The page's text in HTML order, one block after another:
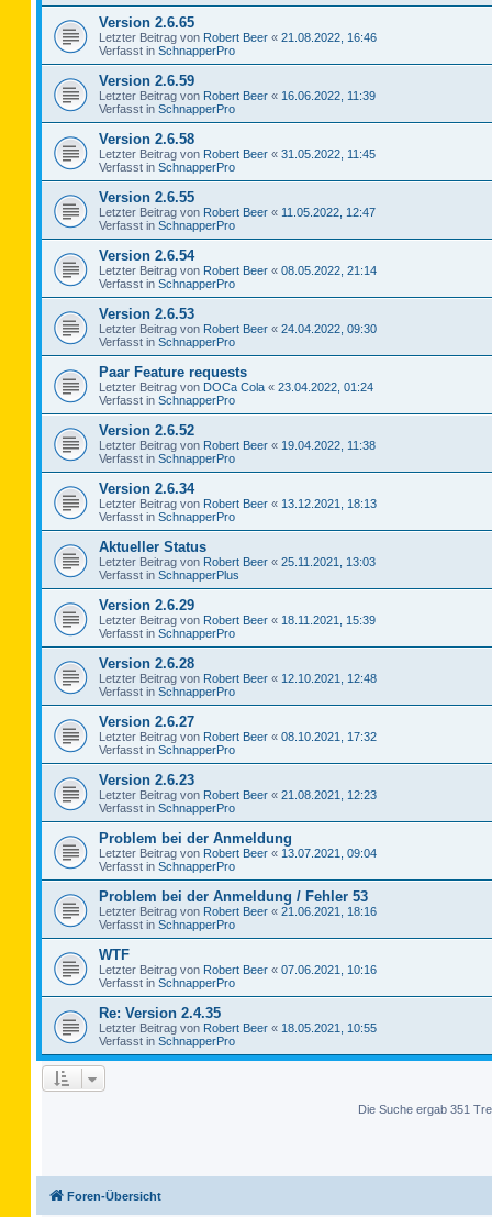
Version 2.6.65
Letzter Beitrag von Robert Beer « 21.08.2022, 16:46
Verfasst in SchnapperPro
Version 2.6.59
Letzter Beitrag von Robert Beer « 16.06.2022, 11:39
Verfasst in SchnapperPro
Version 2.6.58
Letzter Beitrag von Robert Beer « 31.05.2022, 11:45
Verfasst in SchnapperPro
Version 2.6.55
Letzter Beitrag von Robert Beer « 11.05.2022, 12:47
Verfasst in SchnapperPro
Version 2.6.54
Letzter Beitrag von Robert Beer « 08.05.2022, 21:14
Verfasst in SchnapperPro
Version 2.6.53
Letzter Beitrag von Robert Beer « 24.04.2022, 09:30
Verfasst in SchnapperPro
Paar Feature requests
Letzter Beitrag von DOCa Cola « 23.04.2022, 01:24
Verfasst in SchnapperPro
Version 2.6.52
Letzter Beitrag von Robert Beer « 19.04.2022, 11:38
Verfasst in SchnapperPro
Version 2.6.34
Letzter Beitrag von Robert Beer « 13.12.2021, 18:13
Verfasst in SchnapperPro
Aktueller Status
Letzter Beitrag von Robert Beer « 25.11.2021, 13:03
Verfasst in SchnapperPlus
Version 2.6.29
Letzter Beitrag von Robert Beer « 18.11.2021, 15:39
Verfasst in SchnapperPro
Version 2.6.28
Letzter Beitrag von Robert Beer « 12.10.2021, 12:48
Verfasst in SchnapperPro
Version 2.6.27
Letzter Beitrag von Robert Beer « 08.10.2021, 17:32
Verfasst in SchnapperPro
Version 2.6.23
Letzter Beitrag von Robert Beer « 21.08.2021, 12:23
Verfasst in SchnapperPro
Problem bei der Anmeldung
Letzter Beitrag von Robert Beer « 13.07.2021, 09:04
Verfasst in SchnapperPro
Problem bei der Anmeldung / Fehler 53
Letzter Beitrag von Robert Beer « 21.06.2021, 18:16
Verfasst in SchnapperPro
WTF
Letzter Beitrag von Robert Beer « 07.06.2021, 10:16
Verfasst in SchnapperPro
Re: Version 2.4.35
Letzter Beitrag von Robert Beer « 18.05.2021, 10:55
Verfasst in SchnapperPro
Die Suche ergab 351
Foren-Übersicht